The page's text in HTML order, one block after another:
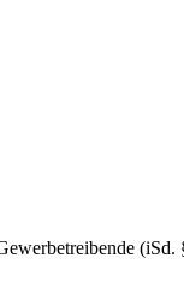
(iSd.